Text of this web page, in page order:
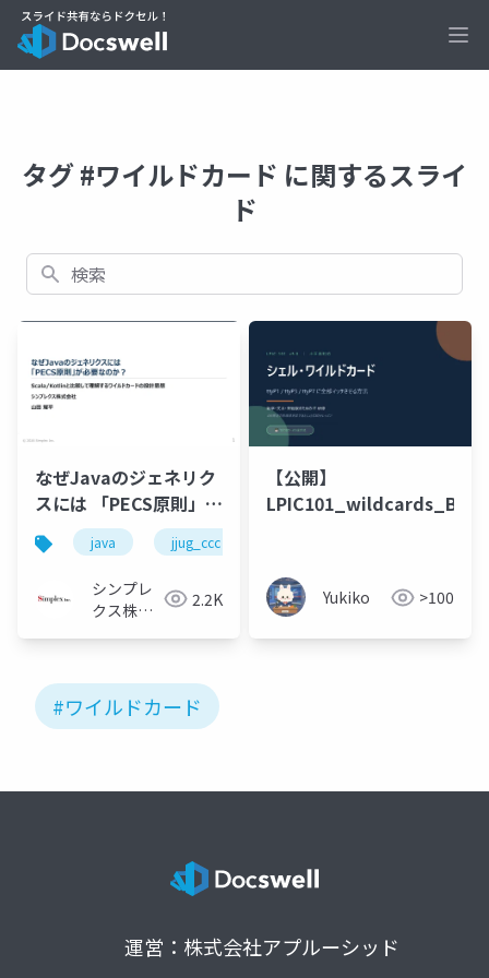
タグ #ワイルドカード に関するスライ
ド
検索
なぜJavaのジェネリク
スには 「PECS原則」が
必要なのか？
~Scala/Kotlinと⽐較し
て理解するワイルドカ
ードの設計思想~
java jjug_ccc
シンプレ
クス株式
2.2K
【公開】
LPIC101_wildcards_B1
Yukiko >100
#ワイルドカード
運営：株式会社アプルーシッド